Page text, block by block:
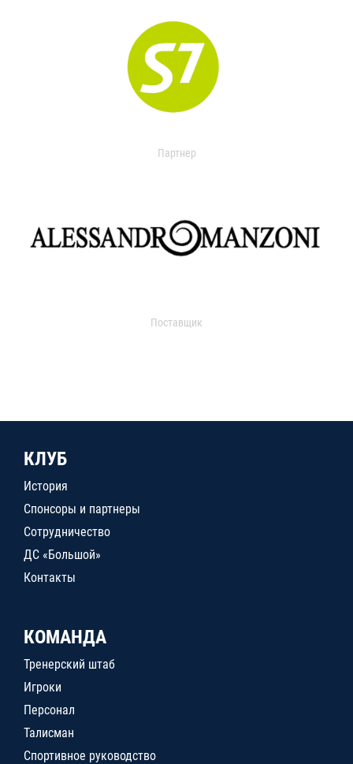
Партнер
Поставщик
КЛУБ
История
Спонсоры и партнеры
Сотрудничество
ДС «Большой»
Контакты
КОМАНДА
Тренерский штаб
Игроки
Персонал
Талисман
Спортивное руководство